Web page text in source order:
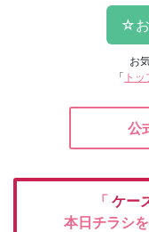
お
「 ト
公
「 ケー
本日チラシ